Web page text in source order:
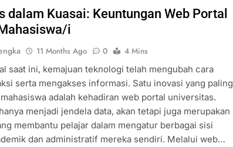
dalam Kuasai: Keuntungan Web Portal
i
11 Months Ago 0
4 Mins
saat ini, kemajuan teknologi telah mengubah cara
serta mengakses informasi. Satu inovasi yang paling
adalah kehadiran web portal universitas.
menjadi jendela data, akan tetapi juga merupakan
membantu pelajar dalam mengatur berbagai sisi
dan administratif mereka sendiri. Melalui web…